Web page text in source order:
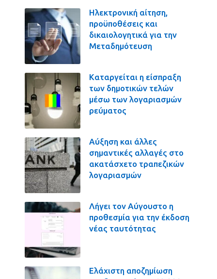
Ηλεκτρονική αίτηση,
προϋποθέσεις και
δικαιολογητικά για την
Μεταδημότευση
Καταργείται η είσπραξη
των δημοτικών τελών
μέσω των λογαριασμών
ρεύματος
Αύξηση και άλλες
σημαντικές αλλαγές στο
ακατάσχετο τραπεζικών
λογαριασμών
Λήγει τον Αύγουστο η
προθεσμία για την έκδοση
νέας ταυτότητας
Ελάχιστη αποζημίωση